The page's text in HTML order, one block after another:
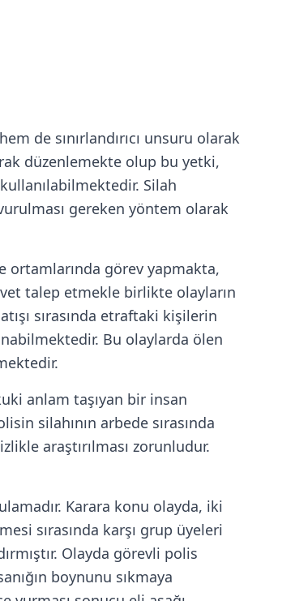
de sınırlandırıcı unsuru olarak
düzenlemekte olup bu yetki,
Silah
gereken yöntem olarak
ortamlarında görev yapmakta,
talep etmekle birlikte olayların
sırasında etraftaki kişilerin
Bu olaylarda ölen
anlam taşıyan bir insan
silahının arbede sırasında
araştırılması zorunludur.
Karara konu olayda, iki
sırasında karşı grup üyeleri
Olayda görevli polis
boynunu sıkmaya